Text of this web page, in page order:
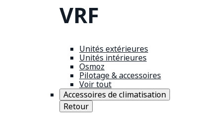
VRF
Unités extérieures
Unités intérieures
Osmoz
Pilotage & accessoires
Voir tout
Accessoires de climatisation
Retour